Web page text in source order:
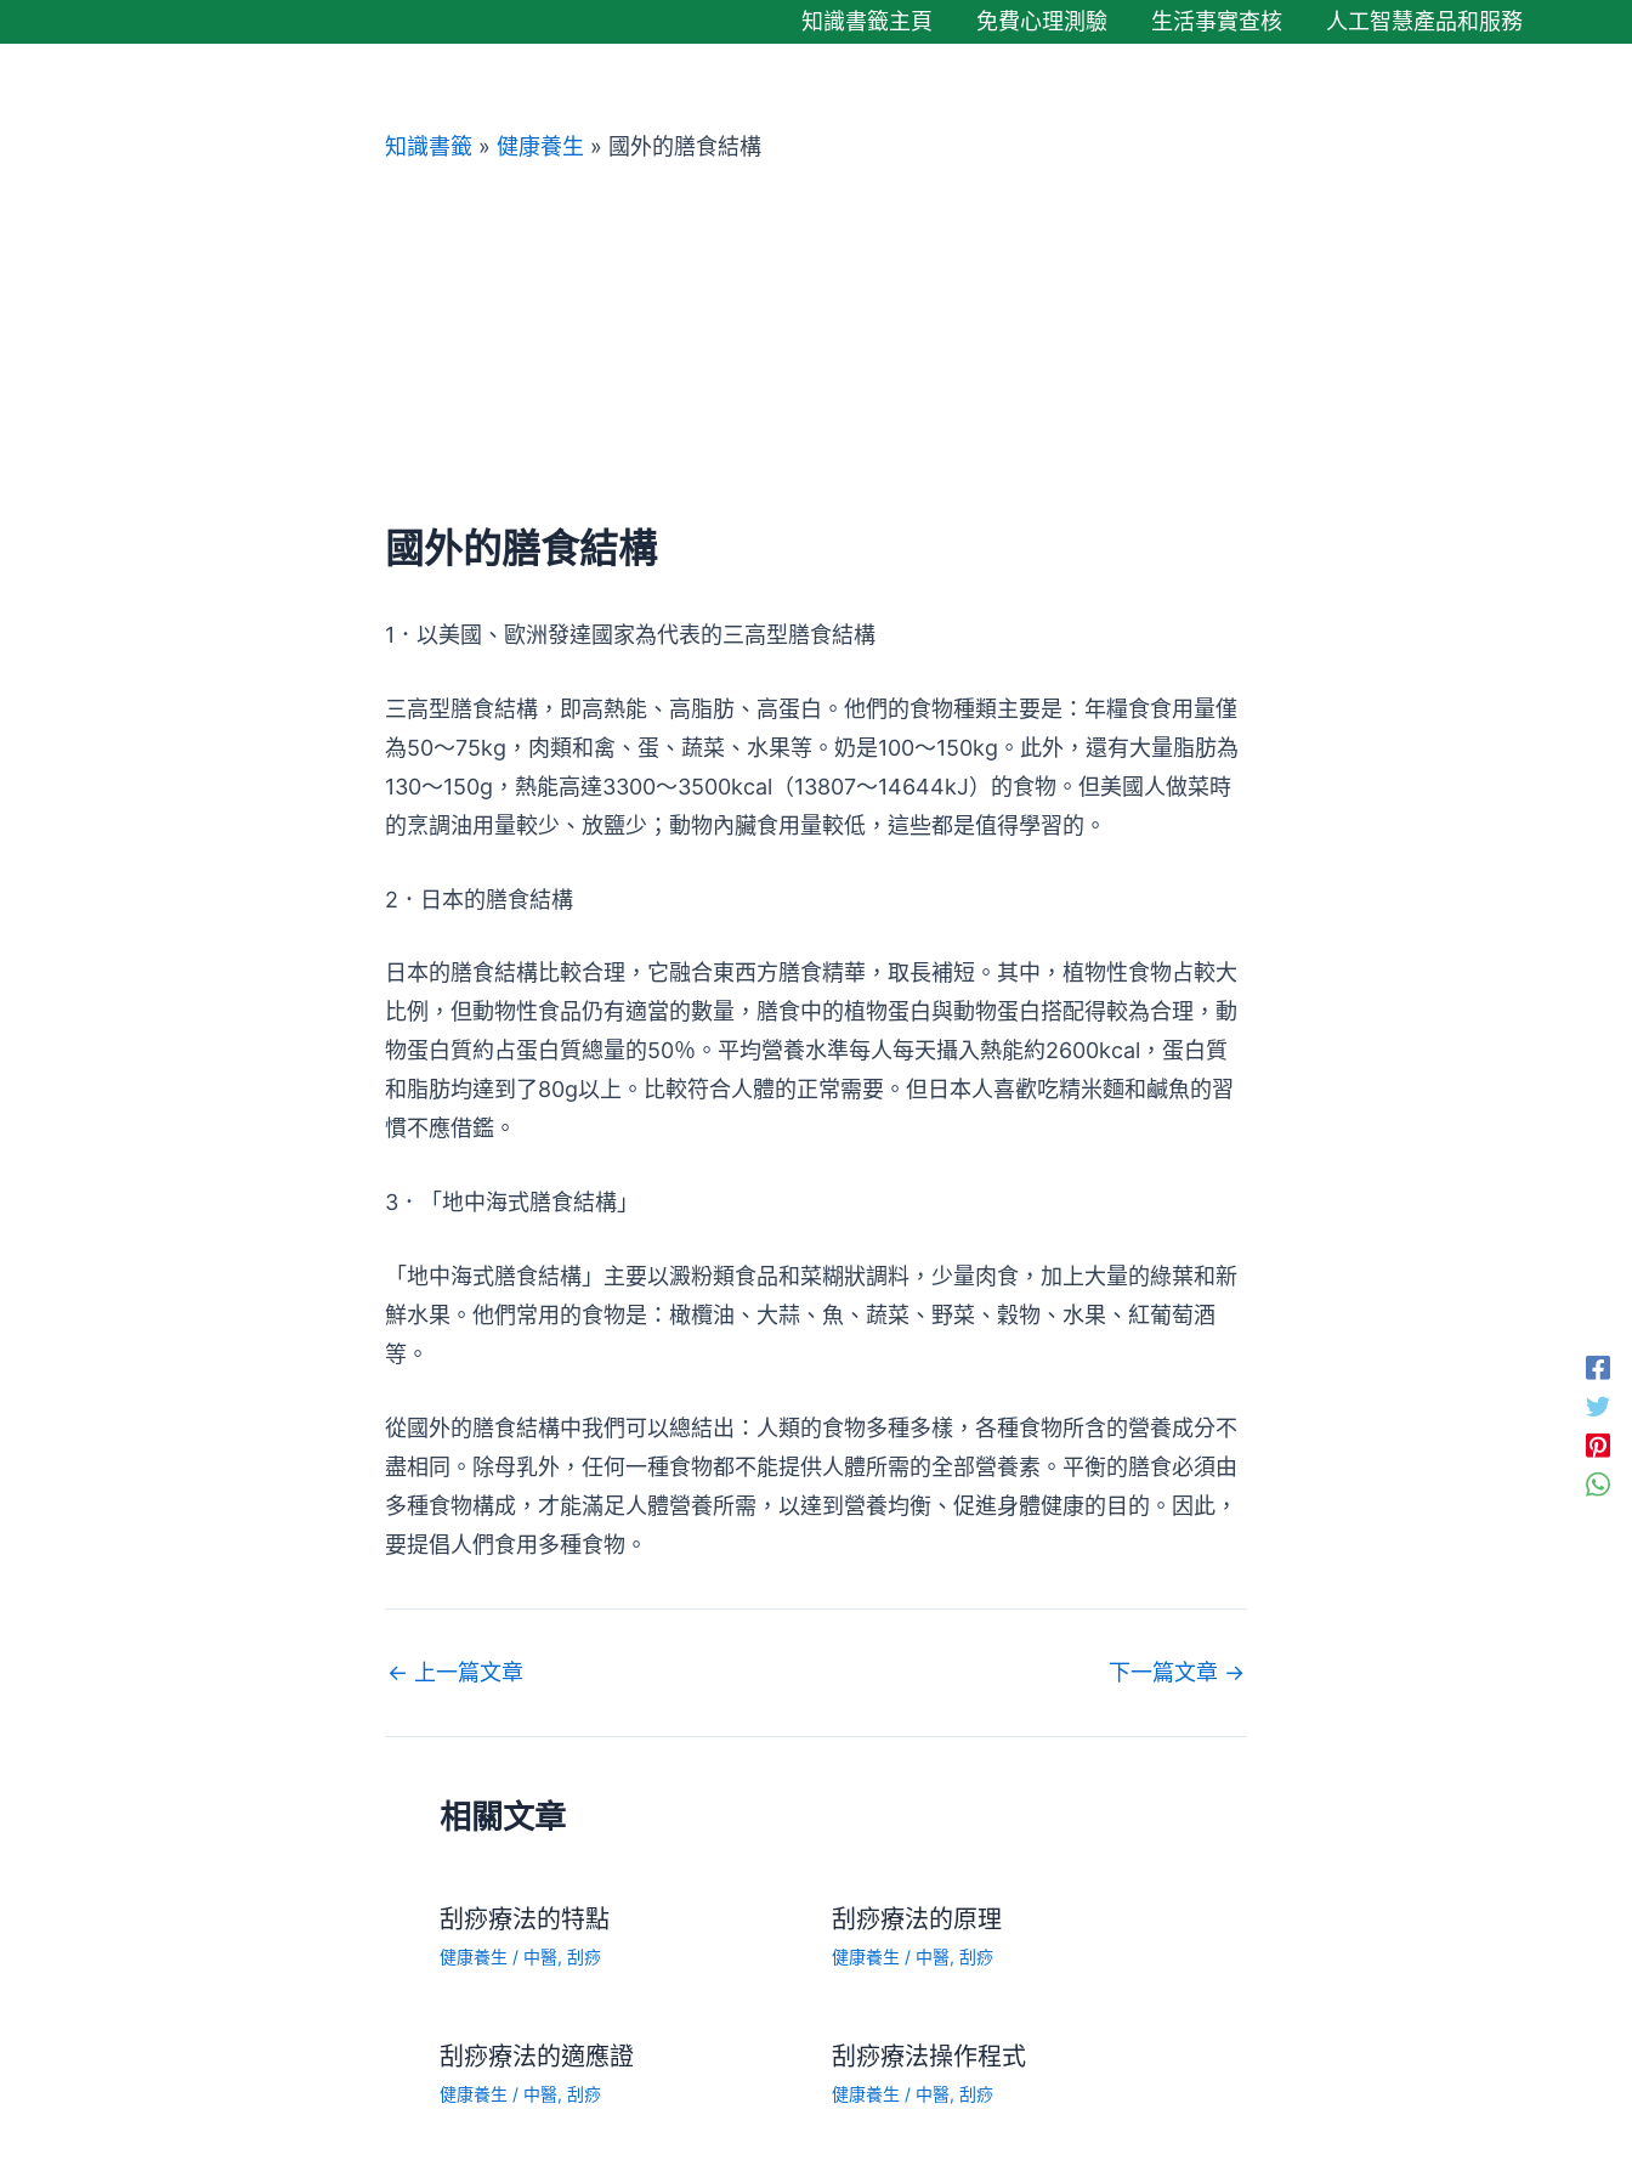
知識書籤主頁 免費心理測驗 生活事實查核 人工智慧產品和服務
知識書籤 » 健康養生 » 國外的膳食結構
國外的膳食結構
1．以美國、歐洲發達國家為代表的三高型膳食結構
三高型膳食結構，即高熱能、高脂肪、高蛋白。他們的食物種類主要是：年糧食食用量僅
為50～75kg，肉類和禽、蛋、蔬菜、水果等。奶是100～150kg。此外，還有大量脂肪為
130～150g，熱能高達3300～3500kcal（13807～14644kJ）的食物。但美國人做菜時
的烹調油用量較少、放鹽少；動物內臟食用量較低，這些都是值得學習的。
2．日本的膳食結構
日本的膳食結構比較合理，它融合東西方膳食精華，取長補短。其中，植物性食物占較大
比例，但動物性食品仍有適當的數量，膳食中的植物蛋白與動物蛋白搭配得較為合理，動
物蛋白質約占蛋白質總量的50％。平均營養水準每人每天攝入熱能約2600kcal，蛋白質
和脂肪均達到了80g以上。比較符合人體的正常需要。但日本人喜歡吃精米麵和鹹魚的習
慣不應借鑑。
3．「地中海式膳食結構」
「地中海式膳食結構」主要以澱粉類食品和菜糊狀調料，少量肉食，加上大量的綠葉和新
鮮水果。他們常用的食物是：橄欖油、大蒜、魚、蔬菜、野菜、穀物、水果、紅葡萄酒
等。
從國外的膳食結構中我們可以總結出：人類的食物多種多樣，各種食物所含的營養成分不
盡相同。除母乳外，任何一種食物都不能提供人體所需的全部營養素。平衡的膳食必須由
多種食物構成，才能滿足人體營養所需，以達到營養均衡、促進身體健康的目的。因此，
要提倡人們食用多種食物。
← 上一篇文章 下一篇文章 →
相關文章
刮痧療法的特點
健康養生 / 中醫, 刮痧
刮痧療法的原理
健康養生 / 中醫, 刮痧
刮痧療法的適應證
健康養生 / 中醫, 刮痧
刮痧療法操作程式
健康養生 / 中醫, 刮痧